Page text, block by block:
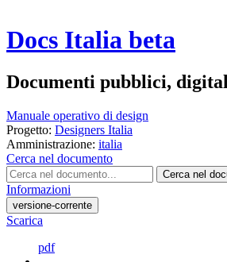
Docs Italia beta
Documenti pubblici,
Manuale operativo di design
Progetto: Designers Italia
Amministrazione: italia
Cerca nel documento
Cerca nel
Informazioni
versione-corrente
Scarica
pdf